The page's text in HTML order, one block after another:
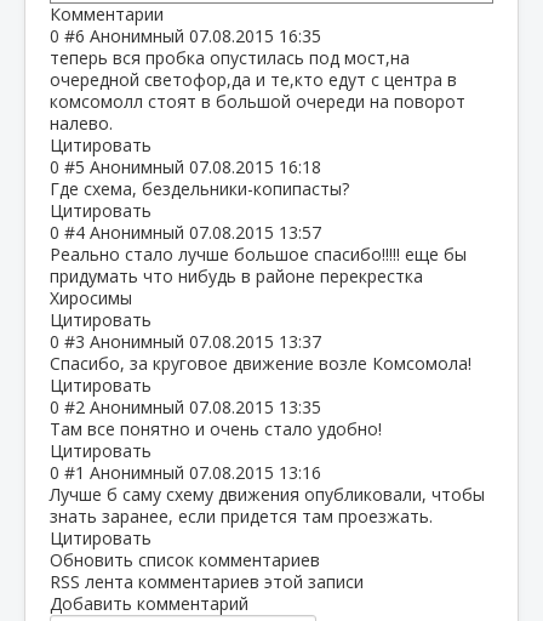
Комментарии
0 #6 Анонимный 07.08.2015 16:35
теперь вся пробка опустилась под мост,на
очередной светофор,да и те,кто едут с центра в
комсомолл стоят в большой очереди на поворот
налево.
Цитировать
0 #5 Анонимный 07.08.2015 16:18
Где схема, бездельники-копипасты?
Цитировать
0 #4 Анонимный 07.08.2015 13:57
Реально стало лучше большое спасибо!!!!! еще бы
придумать что нибудь в районе перекрестка
Хиросимы
Цитировать
0 #3 Анонимный 07.08.2015 13:37
Спасибо, за круговое движение возле Комсомола!
Цитировать
0 #2 Анонимный 07.08.2015 13:35
Там все понятно и очень стало удобно!
Цитировать
0 #1 Анонимный 07.08.2015 13:16
Лучше б саму схему движения опубликовали, чтобы
знать заранее, если придется там проезжать.
Цитировать
Обновить список комментариев
RSS лента комментариев этой записи
Добавить комментарий